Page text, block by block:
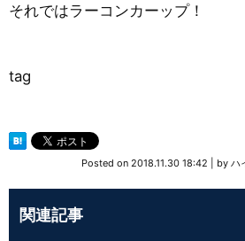
それではラーコンカーップ！
tag
Posted on 2018.11.30 18:42 by ハ
関連記事